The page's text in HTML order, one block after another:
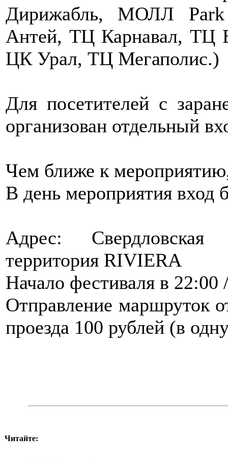
Дирижабль, МОЛЛ
Антей, ТЦ Карнавал, ТЦ
ЦК Урал, ТЦ Мегаполис.)
Для посетителей с
организован отдельный
Чем ближе к
В день мероприятия вход
Адрес:
территория RIVIERA
Начало фестиваля в
Отправление маршруток
проезда 100 рублей (в
Читайте: